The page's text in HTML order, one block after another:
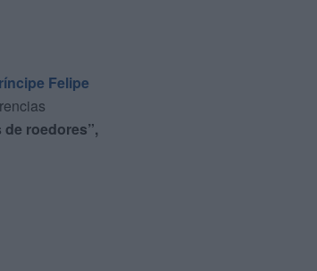
Felipe
roedores”,